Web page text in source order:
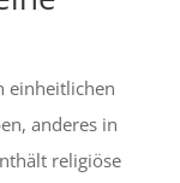
einheitlichen
anderes in
religiöse